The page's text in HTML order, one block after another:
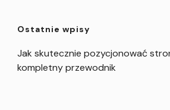
Ostatnie wpisy
Jak skutecznie pozycjonować
kompletny przewodnik